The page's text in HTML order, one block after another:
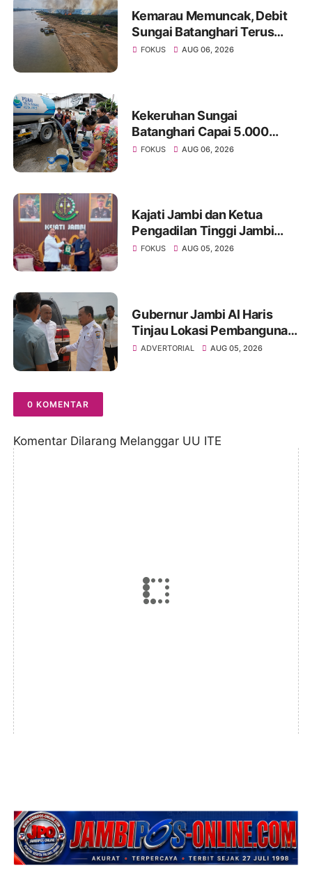
Kemarau Memuncak, Debit
Sungai Batanghari Terus
Menyusut, Jambi Hadapi
FOKUS AUG 06, 2026
Kekeruhan Sungai
Batanghari Capai 5.000
NTU, Distribusi Air PDAM
FOKUS AUG 06, 2026
Kajati Jambi dan Ketua
Pengadilan Tinggi Jambi
Berkomitmen Perkuat
FOKUS AUG 05, 2026
Gubernur Jambi Al Haris
Tinjau Lokasi Pembangunan
Sekolah Rakyat dan Lokasi
ADVERTORIAL AUG 05, 2026
0 KOMENTAR
Komentar Dilarang Melanggar UU ITE